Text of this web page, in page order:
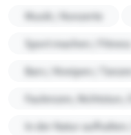
Musik / Konzerte
Sport machen / Fitness
Bars / Kneipen / Tanzen
Faulenzen, Nichtstun,
In der Natur aufhalten